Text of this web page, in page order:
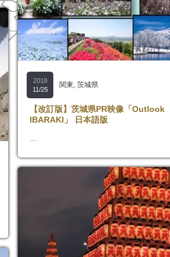
2018
11/25
関東, 茨城県
【改訂版】茨城県PR映像「Outlook
IBARAKI」 日本語版
…